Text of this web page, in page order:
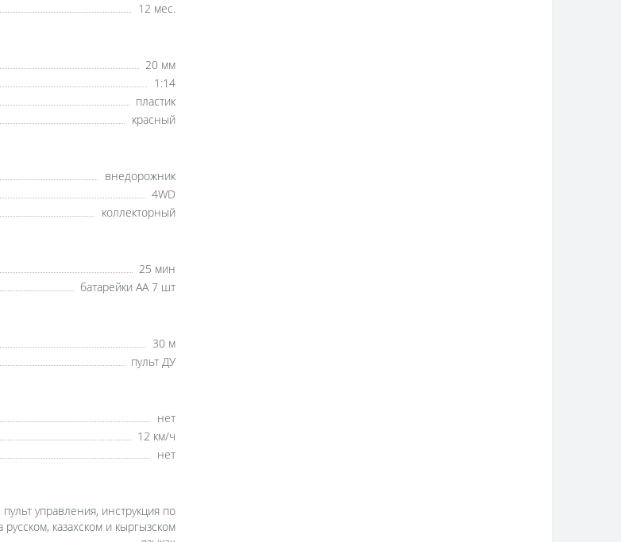
12 мес.
20 мм
1:14
пластик
красный
внедорожник
4WD
коллекторный
25 мин
батарейки AA 7 шт
30 м
пульт ДУ
нет
12 км/ч
нет
управления, инструкция по
русском, казахском и кыргызском